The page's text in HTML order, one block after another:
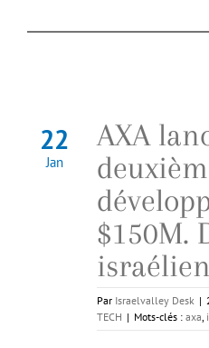
22
Jan
AXA
$150M.
Par Israelvalley Desk |
TECH | Mots-clés : axa